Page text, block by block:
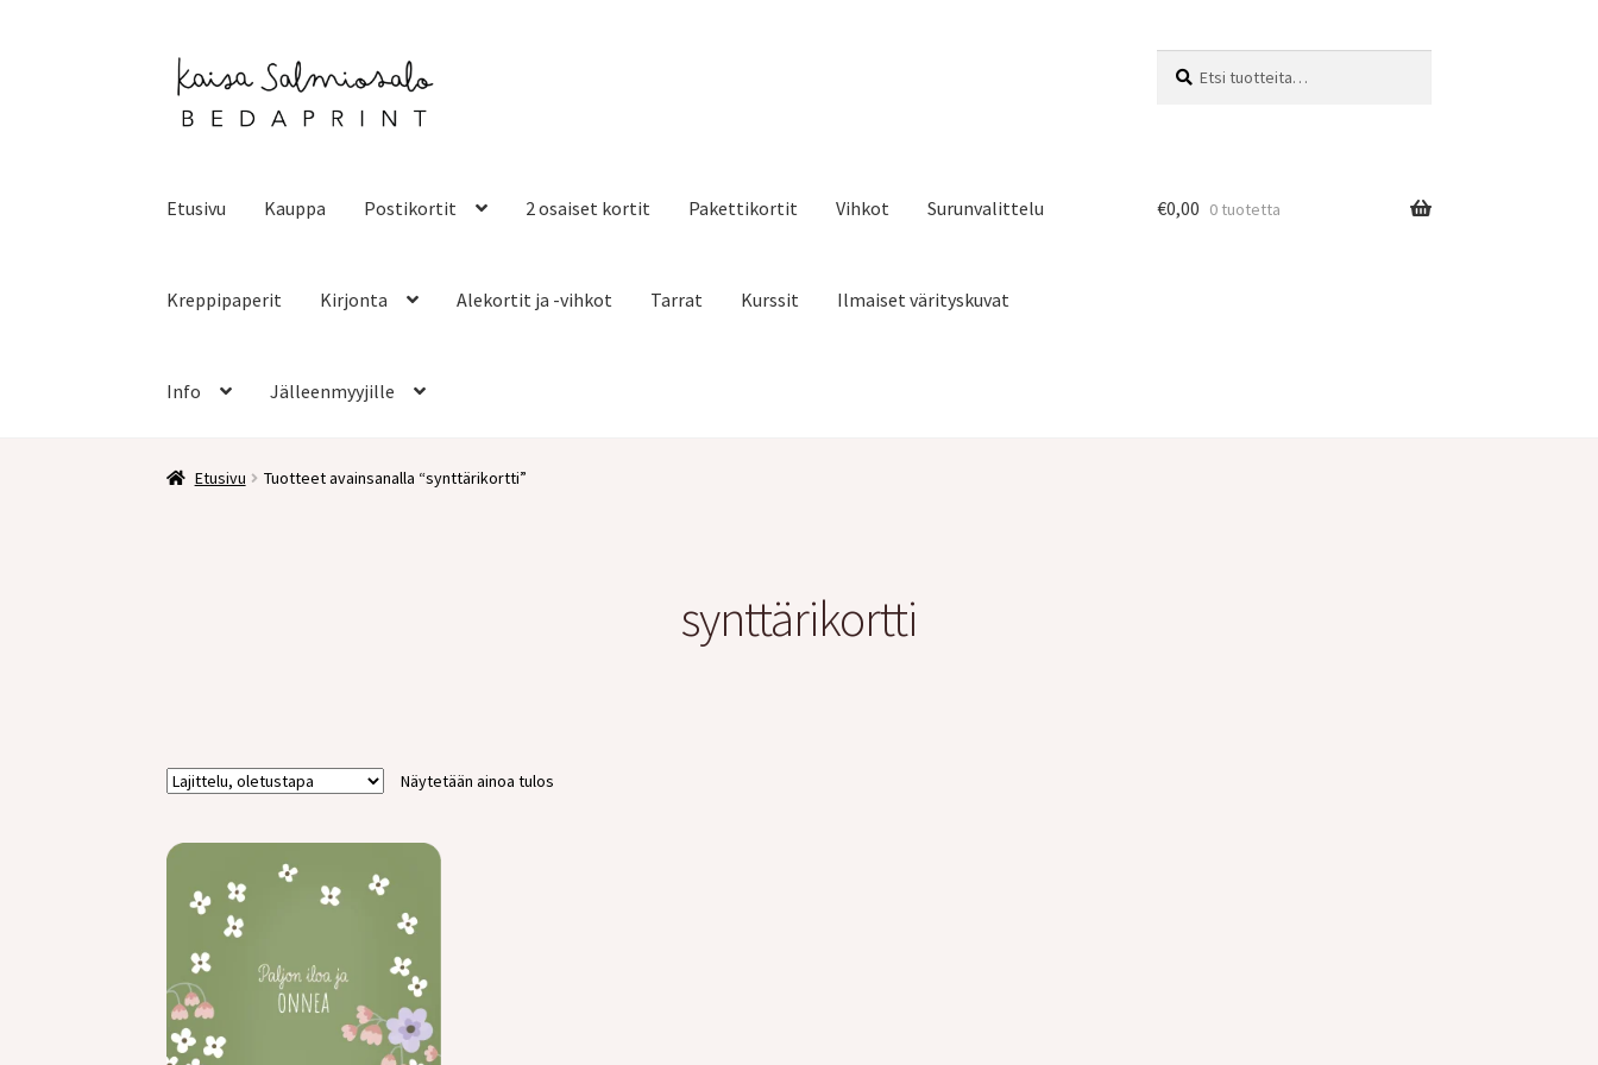
Siirry
navigointiin
Siirry
sisältöön
Etusivu Kauppa Postikortit 2 osaiset kortit Pakettikortit Vihkot Surunvalittelu
Kreppipaperit Kirjonta Alekortit ja -vihkot Tarrat Kurssit Ilmaiset värityskuvat
Info Jälleenmyyjille
€0,00 0 tuotetta
Etusivu Tuotteet avainsanalla “synttärikortti”
synttärikortti
Näytetään ainoa tulos